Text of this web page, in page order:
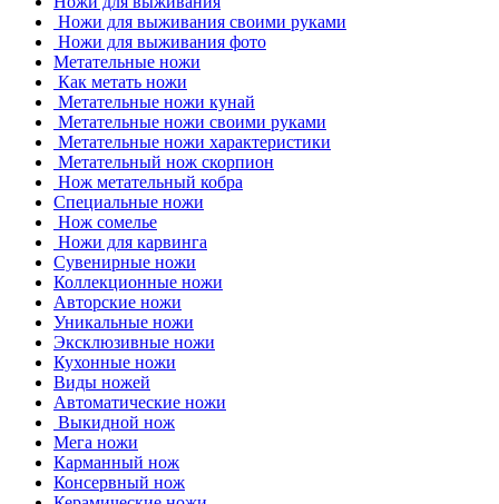
Ножи для выживания своими руками
Ножи для выживания фото
Метательные ножи
Как метать ножи
Метательные ножи кунай
Метательные ножи своими руками
Метательные ножи характеристики
Метательный нож скорпион
Нож метательный кобра
Специальные ножи
Нож сомелье
Ножи для карвинга
Сувенирные ножи
Коллекционные ножи
Авторские ножи
Уникальные ножи
Эксклюзивные ножи
Кухонные ножи
Виды ножей
Автоматические ножи
Выкидной нож
Мега ножи
Карманный нож
Консервный нож